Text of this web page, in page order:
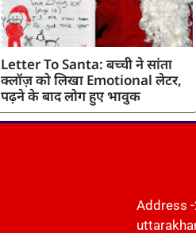
Letter To Santa: बच्ची ने सांता
क्लॉज़ को लिखा Emotional लेटर,
पढ़ने के बाद लोग हुए भावुक
Address